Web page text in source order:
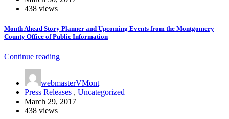
438 views
Month Ahead Story Planner and Upcoming Events from the Montgomery
County Office of Public Information
Continue reading
webmasterVMont
Press Releases , Uncategorized
March 29, 2017
438 views